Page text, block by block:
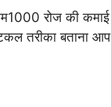
रोज की कमाई
तरीका बताना आप